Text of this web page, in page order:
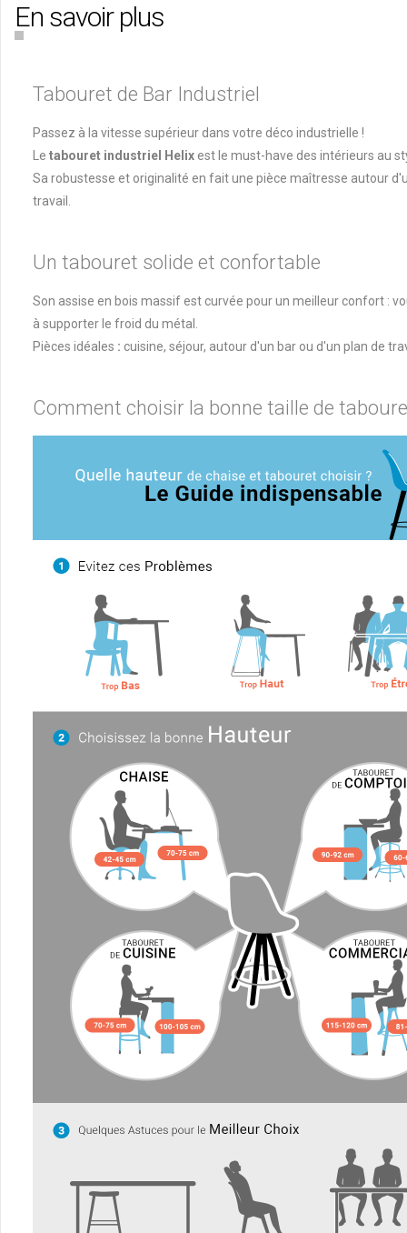
En savoir plus
Tabouret de Bar Industriel
Passez à la vitesse supérieur dans votre déco industrielle !
Le tabouret industriel Helix est le must-have des intérieurs au
Sa robustesse et originalité en fait une pièce maîtresse autour
travail.
Un tabouret solide et confortable
Son assise en bois massif est curvée pour un meilleur confort :
à supporter le froid du métal.
Pièces idéales : cuisine, séjour, autour d'un bar ou d'un plan de
Comment choisir la bonne taille de